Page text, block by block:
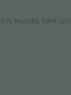
Rucola, Senf